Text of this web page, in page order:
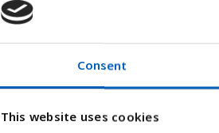
Consent
This website uses cookies
1990